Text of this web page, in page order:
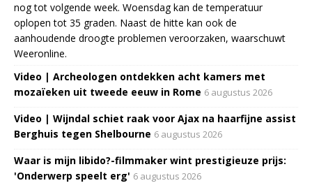
nog tot volgende week. Woensdag kan de temperatuur
oplopen tot 35 graden. Naast de hitte kan ook de
aanhoudende droogte problemen veroorzaken, waarschuwt
Weeronline.
Video | Archeologen ontdekken acht kamers met
mozaïeken uit tweede eeuw in Rome 6 augustus 2026
Video | Wijndal schiet raak voor Ajax na haarfijne assist
Berghuis tegen Shelbourne 6 augustus 2026
Waar is mijn libido?-filmmaker wint prestigieuze prijs:
'Onderwerp speelt erg' 6 augustus 2026